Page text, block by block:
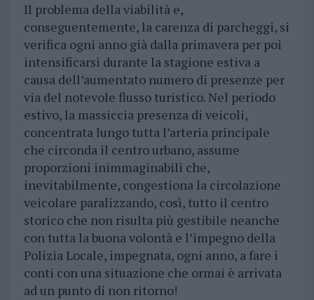
Il problema della viabilità e,
conseguentemente, la carenza di parcheggi, si
verifica ogni anno già dalla primavera per poi
intensificarsi durante la stagione estiva a
causa dell’aumentato numero di presenze per
via del notevole flusso turistico. Nel periodo
estivo, la massiccia presenza di veicoli,
concentrata lungo tutta l’arteria principale
che circonda il centro urbano, assume
proporzioni inimmaginabili che,
inevitabilmente, congestiona la circolazione
veicolare paralizzando, così, tutto il centro
storico che non risulta più gestibile neanche
con tutta la buona volontà e l’impegno della
Polizia Locale, impegnata, ogni anno, a fare i
conti con una situazione che ormai è arrivata
ad un punto di non ritorno!